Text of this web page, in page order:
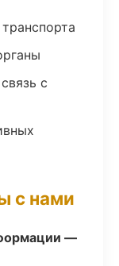
с
с нами
—